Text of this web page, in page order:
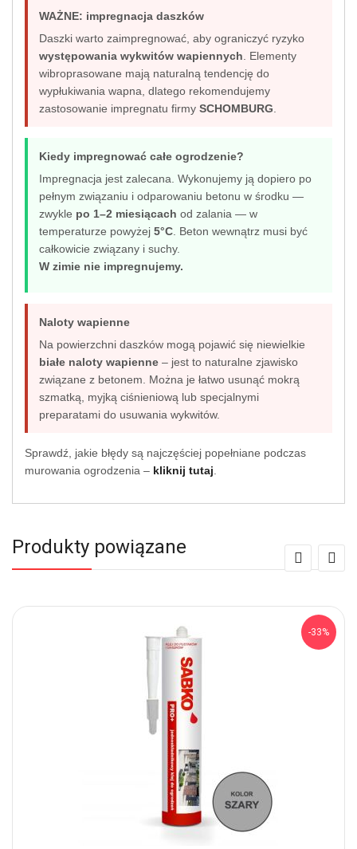
WAŻNE: impregnacja daszków
Daszki warto zaimpregnować, aby ograniczyć ryzyko
występowania wykwitów wapiennych . Elementy
wibroprasowane mają naturalną tendencję do
wypłukiwania wapna, dlatego rekomendujemy
zastosowanie impregnatu firmy SCHOMBURG
Kiedy impregnować całe ogrodzenie?
Impregnacja jest zalecana. Wykonujemy ją dopiero po
pełnym związaniu i odparowaniu betonu w środku —
zwykle po 1–2 miesiącach od zalania — w
temperaturze powyżej 5°C . Beton wewnątrz musi być
całkowicie związany i suchy.
W zimie nie impregnujemy.
Naloty wapienne
Na powierzchni daszków mogą pojawić się niewielkie
białe naloty wapienne – jest to naturalne zjawisko
związane z betonem. Można je łatwo usunąć mokrą
szmatką, myjką ciśnieniową lub specjalnymi
preparatami do usuwania wykwitów.
Sprawdź, jakie błędy są najczęściej popełniane podczas
murowania ogrodzenia – kliknij tutaj
Produkty powiązane
-33%